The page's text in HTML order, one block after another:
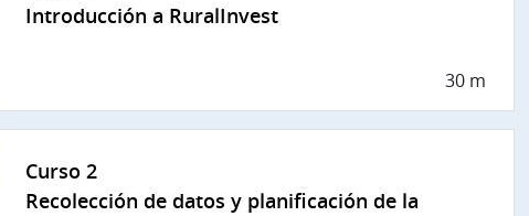
Introducción a RuralInvest
30 m
Curso 2
Recolección de datos y planificación de la